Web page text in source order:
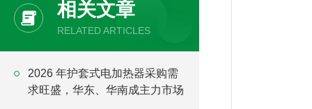
相关文章
RELATED ARTICLES
2026 年护套式电加热器采购需
求旺盛，华东、华南成主力市场